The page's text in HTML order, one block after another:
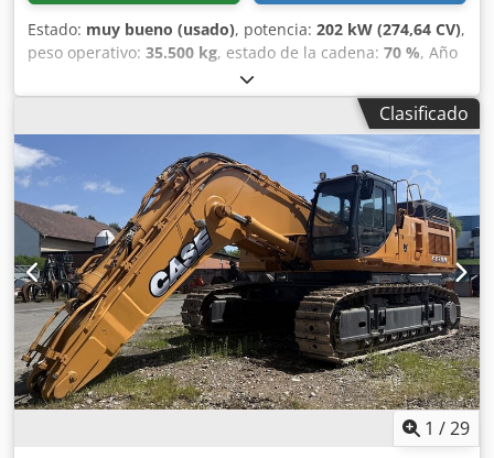
Estado: muy bueno (usado), potencia: 202 kW (274,64 CV),
peso operativo: 35.500 kg, estado de la cadena: 70 %, Año
, horas de funcionamiento:
Equipamiento:aire acondicionado, CASE CX330 Año de
fabricación: 2006 Horas de funcionamiento: 9.139 horas
Cabina cerrada Aire acondicionado Radio Sistema de
lubricación centralizado Brazo estándar Cuchara: 3,30 m
Circuito hidráulico completo (para martillo, pinza o cizalla)
Acoplamiento rápido OQ80 1 cuchara – 800 mm de ancho
1 pinza – funciona, necesita reparación Tren de rodaje
conservado en aproximadamente un 70 % Placas de base
de 600 mm de ancho Dedpfx Aaszp Rm Rsheck Motor Isuzu
de 202 kW Certificación CE Transporte: 10,8 x 3 x 3,40 m
Peso en condiciones de trabajo: 35,5 toneladas.
Clasificado
1 /29